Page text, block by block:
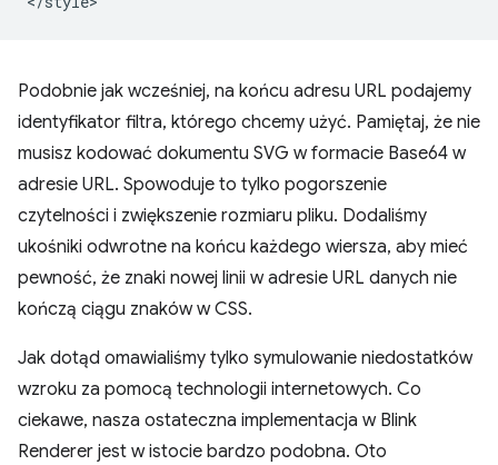
Podobnie jak wcześniej, na końcu adresu URL podajemy
identyfikator filtra, którego chcemy użyć. Pamiętaj, że nie
musisz kodować dokumentu SVG w formacie Base64 w
adresie URL. Spowoduje to tylko pogorszenie
czytelności i zwiększenie rozmiaru pliku. Dodaliśmy
ukośniki odwrotne na końcu każdego wiersza, aby mieć
pewność, że znaki nowej linii w adresie URL danych nie
kończą ciągu znaków w CSS.
Jak dotąd omawialiśmy tylko symulowanie niedostatków
wzroku za pomocą technologii internetowych. Co
ciekawe, nasza ostateczna implementacja w Blink
Renderer jest w istocie bardzo podobna. Oto